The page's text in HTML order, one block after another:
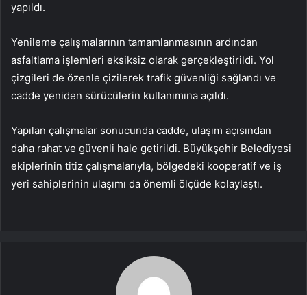
yapıldı.
Yenileme çalışmalarının tamamlanmasının ardından
asfaltlama işlemleri eksiksiz olarak gerçekleştirildi. Yol
çizgileri de özenle çizilerek trafik güvenliği sağlandı ve
cadde yeniden sürücülerin kullanımına açıldı.
Yapılan çalışmalar sonucunda cadde, ulaşım açısından
daha rahat ve güvenli hale getirildi. Büyükşehir Belediyesi
ekiplerinin titiz çalışmalarıyla, bölgedeki kooperatif ve iş
yeri sahiplerinin ulaşımı da önemli ölçüde kolaylaştı.